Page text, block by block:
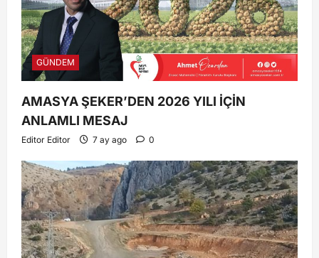
GÜNDEM
AMASYA ŞEKER’DEN 2026 YILI İÇİN
ANLAMLI MESAJ
Editor Editor 7 ay ago 0